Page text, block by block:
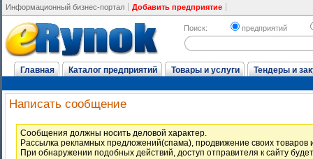
Информационный бизнес-портал Добавить предприятие
Поиск: предприятий
Главная Каталог предприятий Товары и услуги Тендеры и
Написать сообщение
Cообщения должны носить деловой характер.
Рассылка рекламных предложений(спама), продвижение своих товаров
При обнаружении подобных действий, доступ отправителя к сайту